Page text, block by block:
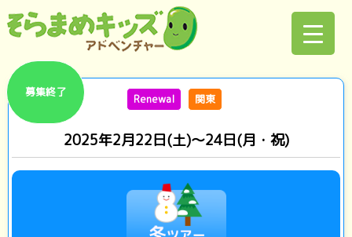
募集終了 Renewal 関東
2025年2月22日(土)～24日(月・祝)